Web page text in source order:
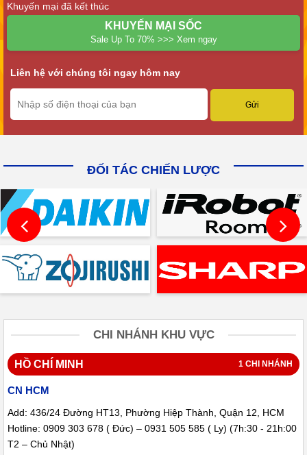
Khuyến mại đã kết thúc
KHUYẾN MẠI SỐC
Sale Up To 70% >>> Xem ngay
Liên hệ với chúng tôi ngay hôm nay
ĐỐI TÁC CHIẾN LƯỢC
CHI NHÁNH KHU VỰC
HỒ CHÍ MINH 1 CHI NHÁNH
CN HCM
Add: 436/24 Đường HT13, Phường Hiệp Thành, Quận 12, HCM
Hotline: 0909 303 678 ( Đức) – 0931 505 585 ( Ly) (7h:30 - 21h:00
T2 – Chủ Nhật)